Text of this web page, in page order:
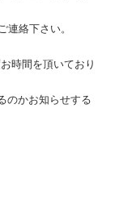
連絡下さい。
時間を頂いており
のかお知らせする